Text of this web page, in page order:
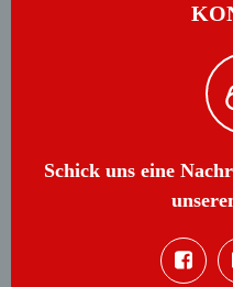
Schick uns eine